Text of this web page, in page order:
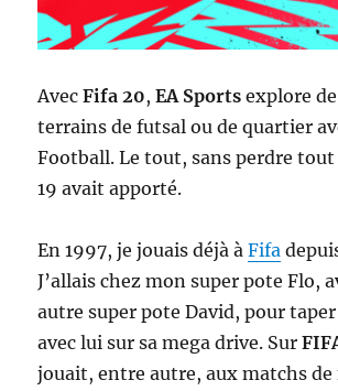
AvecFifa 20,EA Sportsexplore
terrains de futsal ou de quartier
Football. Le tout, sans perdre tout
19 avait apporté.
En 1997, je jouais déjà àFifa
J’allais chez mon super pote Flo,
autre super pote David, pour
avec lui sur sa mega drive. Sur
jouait, entre autre, aux matchs de